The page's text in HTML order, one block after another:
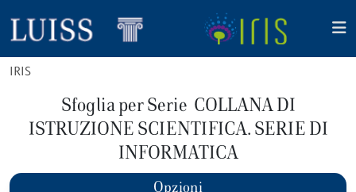
IRIS
Sfoglia per Serie COLLANA DI
ISTRUZIONE SCIENTIFICA. SERIE DI
INFORMATICA
Opzioni